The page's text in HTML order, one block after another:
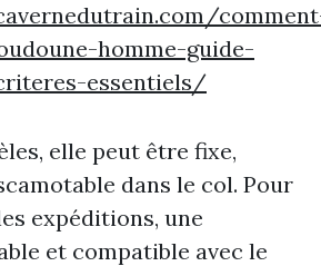
homme-guide-
essentiels/
elle peut être fixe,
dans le col. Pour
expéditions, une
et compatible avec le